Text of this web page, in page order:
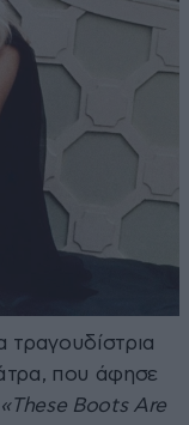
τραγουδίστρια
που άφησε
«These Boots Are